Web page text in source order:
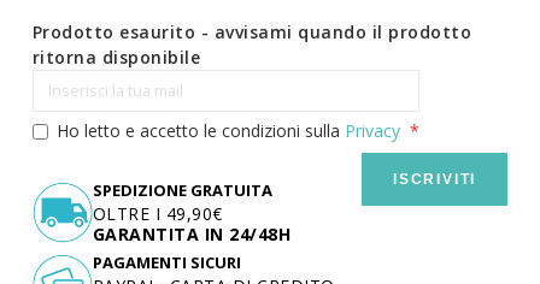
Prodotto esaurito - avvisami quando il prodotto
ritorna disponibile
Ho letto e accetto le condizioni sulla Privacy
ISCRIVITI
SPEDIZIONE GRATUITA
OLTRE I 49,90€
GARANTITA IN 24/48H
PAGAMENTI SICURI